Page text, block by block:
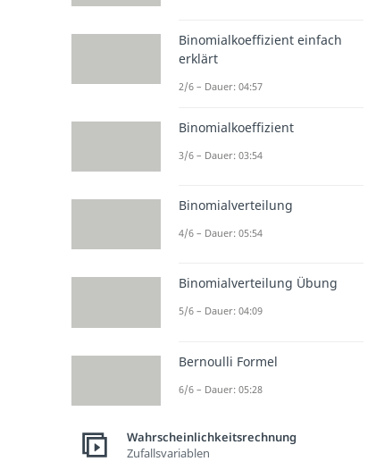
Binomialkoeffizient einfach
erklärt
2/6 – Dauer: 04:57
Binomialkoeffizient
3/6 – Dauer: 03:54
Binomialverteilung
4/6 – Dauer: 05:54
Binomialverteilung Übung
5/6 – Dauer: 04:09
Bernoulli Formel
6/6 – Dauer: 05:28
Wahrscheinlichkeitsrechnung
Zufallsvariablen